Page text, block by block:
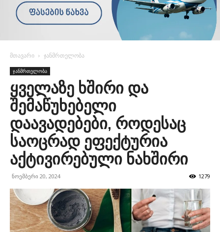
მთავარი ჯანმრთელობა
ჯანმრთელობა
ყველაზე ხშირი და
შემაწუხებელი
დაავადებები, როდესაც
საოცრად ეფექტურია
აქტივირებული ნახშირი
ნოემბერი 20, 2024 1279